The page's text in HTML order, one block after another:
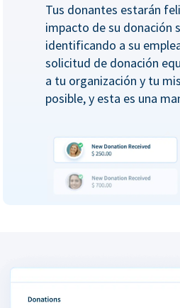
Tus donantes estarán
impacto de su donación
identificando a su
solicitud de donación
a tu organización y tu
posible, y esta es una